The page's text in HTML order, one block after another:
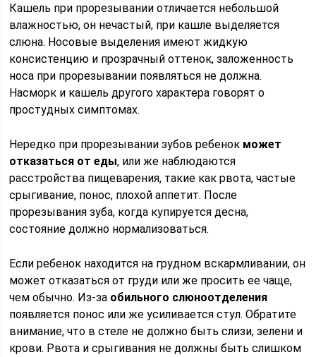
Кашель при прорезывании отличается небольшой
влажностью, он нечастый, при кашле выделяется
слюна. Носовые выделения имеют жидкую
консистенцию и прозрачный оттенок, заложенность
носа при прорезывании появляться не должна.
Насморк и кашель другого характера говорят о
простудных симптомах.
Нередко при прорезывании зубов ребенок может
отказаться от еды, или же наблюдаются
расстройства пищеварения, такие как рвота, частые
срыгивание, понос, плохой аппетит. После
прорезывания зуба, когда купируется десна,
состояние должно нормализоваться.
Если ребенок находится на грудном вскармливании, он
может отказаться от груди или же просить ее чаще,
чем обычно. Из-за обильного слюноотделения
появляется понос или же усиливается стул. Обратите
внимание, что в стеле не должно быть слизи, зелени и
крови. Рвота и срыгивания не должны быть слишком